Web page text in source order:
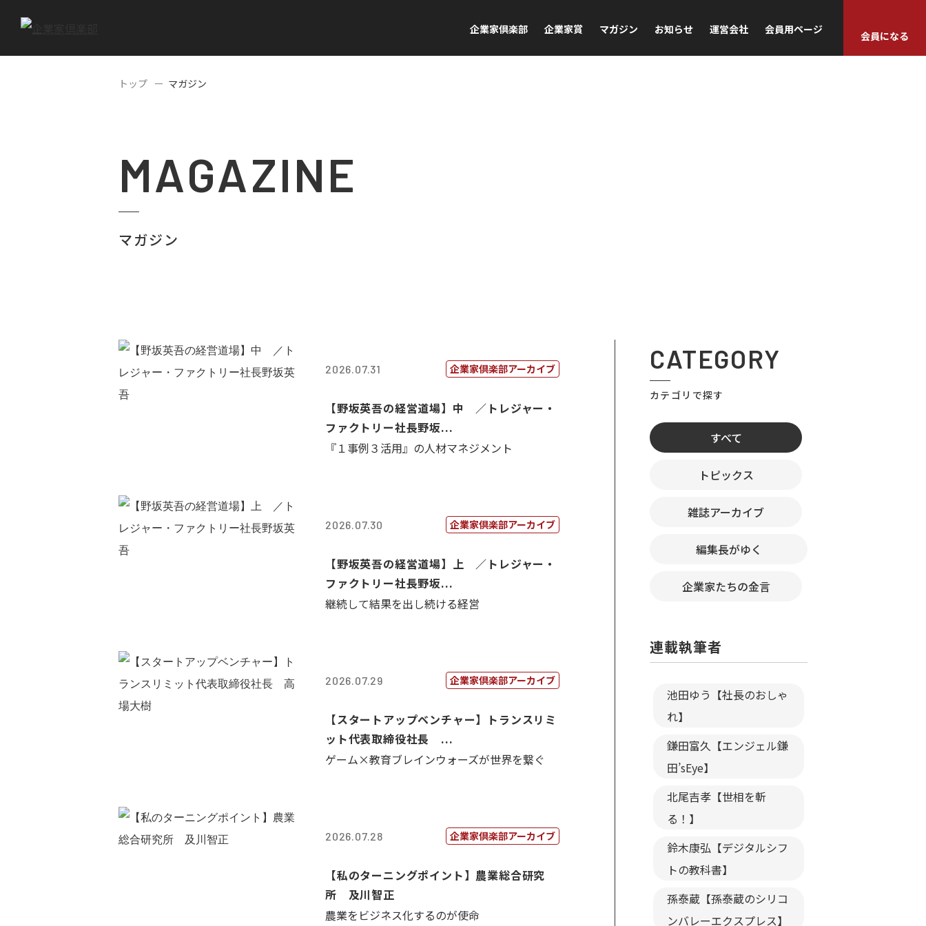
企業家倶楽部 企業家賞 マガジン お知らせ 運営会社 会員用ページ
会員になる
トップ マガジン
MAGAZINE
マガジン
2026.07.31 企業家倶楽部アーカイブ
【野坂英吾の経営道場】中 ／トレジャー・
ファクトリー社長野坂...
『１事例３活用』の人材マネジメント
2026.07.30 企業家倶楽部アーカイブ
【野坂英吾の経営道場】上 ／トレジャー・
ファクトリー社長野坂...
継続して結果を出し続ける経営
2026.07.29 企業家倶楽部アーカイブ
【スタートアップベンチャー】トランスリミ
ット代表取締役社長 ...
ゲーム×教育ブレインウォーズが世界を繋ぐ
2026.07.28 企業家倶楽部アーカイブ
【私のターニングポイント】農業総合研究
所 及川智正
農業をビジネス化するのが使命
CATEGORY
カテゴリで探す
すべて
トピックス
雑誌アーカイブ
編集長がゆく
企業家たちの金言
連載執筆者
池田ゆう【社長のおしゃ
れ】
鎌田富久【エンジェル鎌
田’sEye】
北尾吉孝【世相を斬
る！】
鈴木康弘【デジタルシフ
トの教科書】
孫泰蔵【孫泰蔵のシリコ
ンバレーエクスプレス】